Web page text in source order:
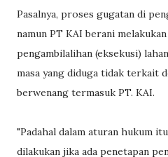
Pasalnya, proses gugatan di
namun PT KAI berani
pengambilalihan (eksekusi)
masa yang diduga tidak terkait
berwenang termasuk PT. KAI.
"Padahal dalam aturan hukum
dilakukan jika ada penetapan